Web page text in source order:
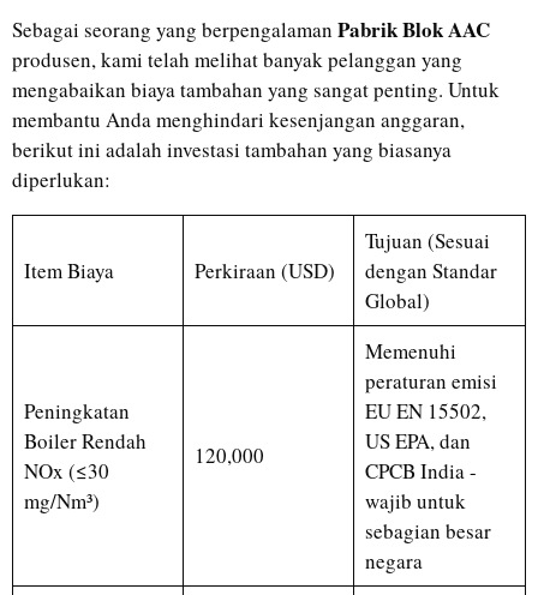
Sebagai seorang yang berpengalaman Pabrik Blok AAC
produsen, kami telah melihat banyak pelanggan yang
mengabaikan biaya tambahan yang sangat penting. Untuk
membantu Anda menghindari kesenjangan anggaran,
berikut ini adalah investasi tambahan yang biasanya
diperlukan:
Item Biaya Perkiraan (USD)
Tujuan (Sesuai
dengan Standar
Global)
Peningkatan
Boiler Rendah
NOx (≤30
mg/Nm³)
120,000
Memenuhi
peraturan emisi
EU EN 15502,
US EPA, dan
CPCB India -
wajib untuk
sebagian besar
negara